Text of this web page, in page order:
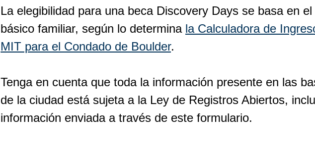
La elegibilidad para una beca Discovery Days se basa en
básico familiar, según lo determina la Calculadora de
MIT para el Condado de Boulder.
Tenga en cuenta que toda la información presente en las
de la ciudad está sujeta a la Ley de Registros Abiertos,
información enviada a través de este formulario.